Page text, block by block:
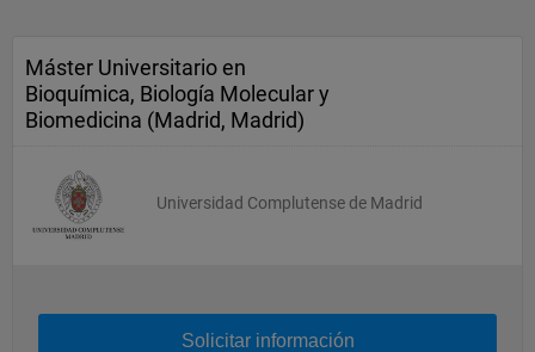
Máster Universitario en
Bioquímica, Biología Molecular y
Biomedicina (Madrid, Madrid)
Universidad Complutense de Madrid
Solicitar información